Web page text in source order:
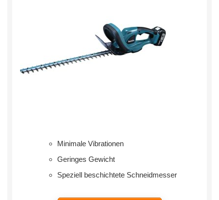
Minimale Vibrationen
Geringes Gewicht
Speziell beschichtete Schneidmesser